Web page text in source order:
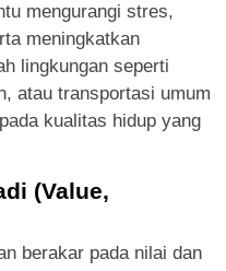
mengurangi stres,
meningkatkan
lingkungan seperti
atau transportasi umum
kualitas hidup yang
(Value,
berakar pada nilai dan